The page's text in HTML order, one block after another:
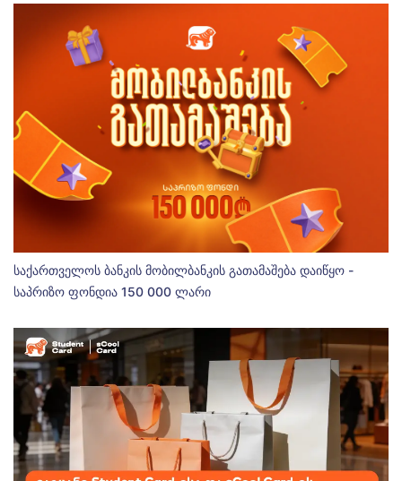
საქართველოს ბანკის მობილბანკის გათამაშება დაიწყო -
საპრიზო ფონდია 150 000 ლარი